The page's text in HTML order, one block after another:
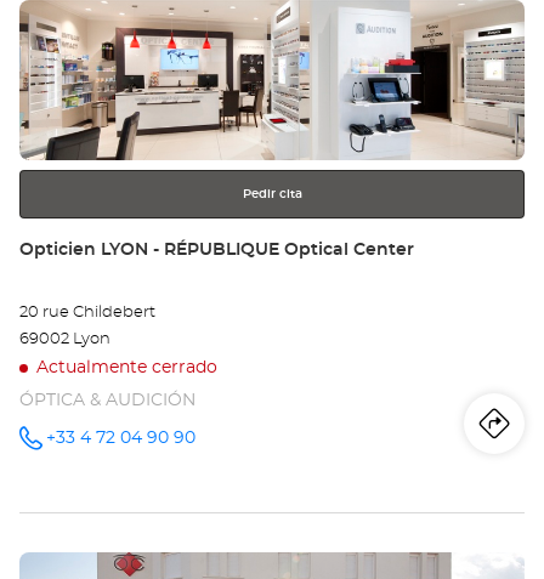
-
Pulse
ENTER
para
obtener
más
información
Pedir cita
Tienda:
Opticien LYON - RÉPUBLIQUE Optical Center
20 rue Childebert
69002 Lyon
Actualmente cerrado
ÓPTICA & AUDICIÓN
número
+33 4 72 04 90 90
a
Pulse